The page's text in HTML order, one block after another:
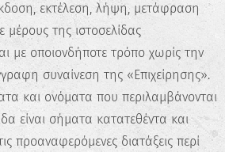
εκτέλεση, λήψη, μετάφραση
της ιστοσελίδας
με οποιονδήποτε τρόπο χωρίς την
συναίνεση της «Επιχείρησης».
και ονόματα που περιλαμβάνονται
είναι σήματα κατατεθέντα και
προαναφερόμενες διατάξεις περί